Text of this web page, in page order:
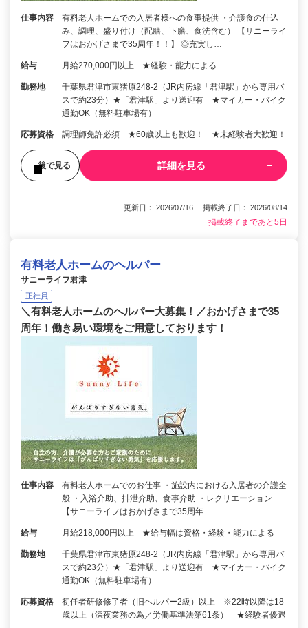
仕事内容
有料老人ホームでの入居者様への食事提供 ・介護食の仕込
み、調理、盛り付け（配膳、下膳、食洗含む） 【サニーライ
フはおかげさまで35周年！！】 ◎充実し…
給与 月給270,000円以上 ★経験・能力による
勤務地
千葉県君津市東猪原248-2（JR内房線「君津駅」から専用バ
スで約23分）★「君津駅」より送迎有 ★マイカー・バイク
通勤OK（無料駐車場有）
応募資格 調理師免許必須 ★60歳以上も歓迎！ ★未経験者大歓迎！
後で見る 詳細を見る
更新日： 2026/07/16 掲載終了日： 2026/08/14
掲載終了まであと5日
有料老人ホームのヘルパー
サニーライフ君津
正社員
＼有料老人ホームのヘルパー大募集！／おかげさまで35
周年！働き易い環境をご用意しております！
仕事内容
有料老人ホームでのお仕事 ・施設内における入居者の介護全
般 ・入浴介助、排泄介助、食事介助 ・レクリエーション
【サニーライフはおかげさまで35周年…
給与 月給218,000円以上 ★給与幅は資格・経験・能力による
勤務地
千葉県君津市東猪原248-2（JR内房線「君津駅」から専用バ
スで約23分）★「君津駅」より送迎有 ★マイカー・バイク
通勤OK（無料駐車場有）
応募資格
初任者研修修了者（旧ヘルパー2級）以上 ※22時以降は18
歳以上（深夜業務の為／労働基準法第61条） ★経験者優遇